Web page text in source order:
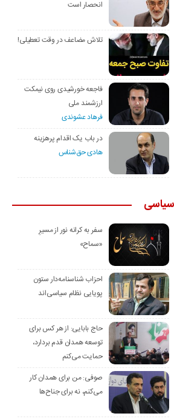
انحصار است
تلاش مضاعف در وقت تعطیلی!
فاجعه خورشیدی روی نیمکت
ارزشمند ملی
فرهاد عشوندی
در باب یک اقدام پرهزینه
هادی حق‌شناس
سیاسی
سفر به کرانه‌ نور از مسیرِ
«سماح»
احزاب شناسنامه‌دار ستون
پویایی نظام سیاسی‌اند
حاج بابایی: از هر کس برای
توسعه همدان قدم بردارد،
حمایت می‌کنم
صوفی: من برای همدان کار
می‌کنم، نه برای جناح‌ها